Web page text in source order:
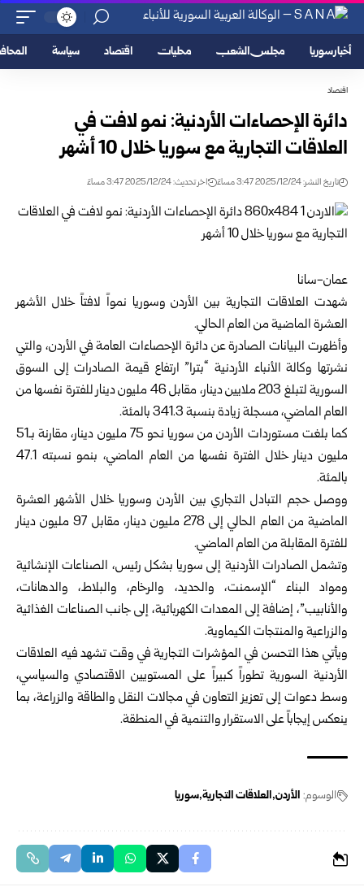
أخبار سوريا مجلس الشعب محليات اقتصاد سياسة
اقتصاد
دائرة الإحصاءات الأردنية: نمو لافت في
العلاقات التجارية مع سوريا خلال 10 أشهر
تاريخ النشر: 2025/12/24 3:47 مساءً اخر تحديث: 2025/12/24 3:47 مساءً
عمان-سانا
شهدت العلاقات التجارية بين الأردن وسوريا نمواً لافتاً خلال الأشهر
العشرة الماضية من العام الحالي.
وأظهرت البيانات الصادرة عن دائرة الإحصاءات العامة في الأردن، والتي
نشرتها وكالة الأنباء الأردنية “بترا” ارتفاع قيمة الصادرات إلى السوق
السورية لتبلغ 203 ملايين دينار، مقابل 46 مليون دينار للفترة نفسها من
العام الماضي، مسجلة زيادة بنسبة 341.3 بالمئة.
كما بلغت مستوردات الأردن من سوريا نحو 75 مليون دينار، مقارنة بـ51
مليون دينار خلال الفترة نفسها من العام الماضي، بنمو نسبته 47.1
بالمئة.
ووصل حجم التبادل التجاري بين الأردن وسوريا خلال الأشهر العشرة
الماضية من العام الحالي إلى 278 مليون دينار، مقابل 97 مليون دينار
للفترة المقابلة من العام الماضي.
وتشمل الصادرات الأردنية إلى سوريا بشكل رئيس، الصناعات الإنشائية
ومواد البناء “الإسمنت، والحديد، والرخام، والبلاط، والدهانات،
والأنابيب”، إضافة إلى المعدات الكهربائية، إلى جانب الصناعات الغذائية
والزراعية والمنتجات الكيماوية.
ويأتي هذا التحسن في المؤشرات التجارية في وقت تشهد فيه العلاقات
الأردنية السورية تطوراً كبيراً على المستويين الاقتصادي والسياسي،
وسط دعوات إلى تعزيز التعاون في مجالات النقل والطاقة والزراعة، بما
ينعكس إيجاباً على الاستقرار والتنمية في المنطقة.
الوسوم: الأردن العلاقات التجارية سوريا